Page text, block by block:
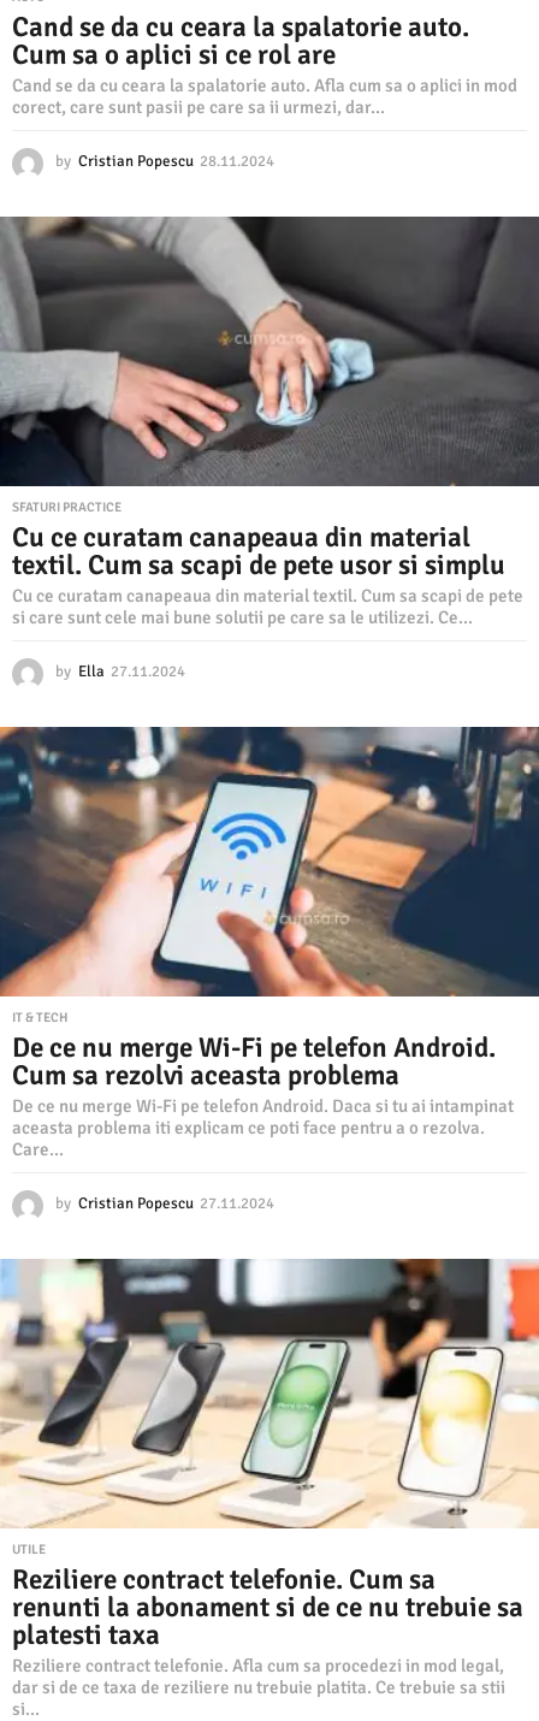
Cand se da cu ceara la spalatorie auto.
Cum sa o aplici si ce rol are
Cand se da cu ceara la spalatorie auto. Afla cum sa o aplici in mod
corect, care sunt pasii pe care sa ii urmezi, dar...
by Cristian Popescu 28.11.2024
.
2
2
4
SFATURI PRACTICE
Cu ce curatam canapeaua din material
textil. Cum sa scapi de pete usor si simplu
Cu ce curatam canapeaua din material textil. Cum sa scapi de pete
si care sunt cele mai bune solutii pe care sa le utilizezi. Ce...
by Ella 27.11.2024
1
.
2
0
2
4
IT & TECH
De ce nu merge Wi-Fi pe telefon Android.
Cum sa rezolvi aceasta problema
De ce nu merge Wi-Fi pe telefon Android. Daca si tu ai intampinat
aceasta problema iti explicam ce poti face pentru a o rezolva.
Care...
by Cristian Popescu 27.11.2024
1
2
0
2
4
UTILE
Reziliere contract telefonie. Cum sa
renunti la abonament si de ce nu trebuie sa
platesti taxa
Reziliere contract telefonie. Afla cum sa procedezi in mod legal,
dar si de ce taxa de reziliere nu trebuie platita. Ce trebuie sa stii
si...